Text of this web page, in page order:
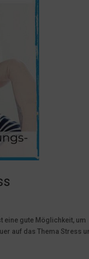
eine gute Möglichkeit, um
auf das Thema Stress